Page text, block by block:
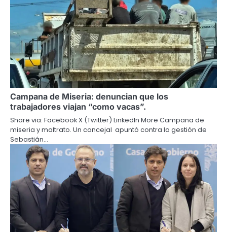
Campana de Miseria: denuncian que los
trabajadores viajan “como vacas”.
Share via: Facebook X (Twitter) LinkedIn More Campana de
miseria y maltrato. Un concejal apuntó contra la gestión de
Sebastián…